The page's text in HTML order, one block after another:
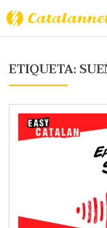
Skip
to
ETIQUETA: